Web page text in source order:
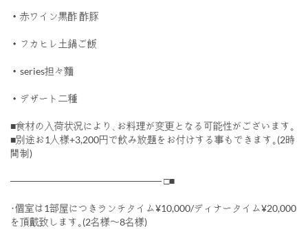
・赤ワイン黒酢 酢豚
・フカヒレ土鍋ご飯
・series担々麵
・デザート二種
■食材の入荷状況により､お料理が変更となる可能性がございます｡
■別途お1人様+3,200円で飲み放題をお付けする事もできます｡(2時
間制)
────────────────────── □■
･個室は1部屋につきランチタイム¥10,000/ディナータイム¥20,000
を頂戴致します｡(2名様〜8名様)